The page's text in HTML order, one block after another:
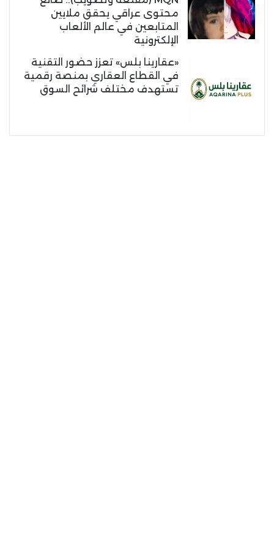
محتوى عراقي يحقق ملايين
المتابعين في عالم الألعاب
الإلكترونية
«عقارينا بلس» تعزز حضور التقنية
في القطاع العقاري بمنصة رقمية
تستهدف مختلف شرائح السوق